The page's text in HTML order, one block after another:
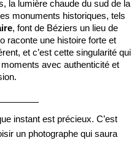
la lumière chaude du sud de la
monuments historiques, tels
, font de Béziers un lieu de
raconte une histoire forte et
et c’est cette singularité qui
avec authenticité et
instant est précieux. C’est
un photographe qui saura